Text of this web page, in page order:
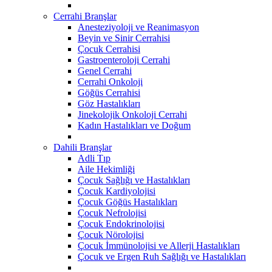
Cerrahi Branşlar
Anesteziyoloji ve Reanimasyon
Beyin ve Sinir Cerrahisi
Çocuk Cerrahisi
Gastroenteroloji Cerrahi
Genel Cerrahi
Cerrahi Onkoloji
Göğüs Cerrahisi
Göz Hastalıkları
Jinekolojik Onkoloji Cerrahi
Kadın Hastalıkları ve Doğum
Dahili Branşlar
Adli Tıp
Aile Hekimliği
Çocuk Sağlığı ve Hastalıkları
Çocuk Kardiyolojisi
Çocuk Göğüs Hastalıkları
Çocuk Nefrolojisi
Çocuk Endokrinolojisi
Çocuk Nörolojisi
Çocuk İmmünolojisi ve Allerji Hastalıkları
Çocuk ve Ergen Ruh Sağlığı ve Hastalıkları